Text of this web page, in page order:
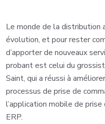
Le monde de la distribution
évolution, et pour rester
d’apporter de nouveaux
probant est celui du
Saint, qui a réussi à
processus de prise de
l’application mobile de
ERP.